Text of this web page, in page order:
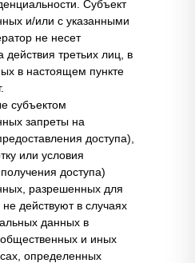
Субъект
и/или с указанными
не несет
действия третьих лиц, в
в настоящем пункте
субъектом
запреты на
доступа),
или условия
доступа)
разрешенных для
действуют в случаях
данных в
общественных и иных
определенных